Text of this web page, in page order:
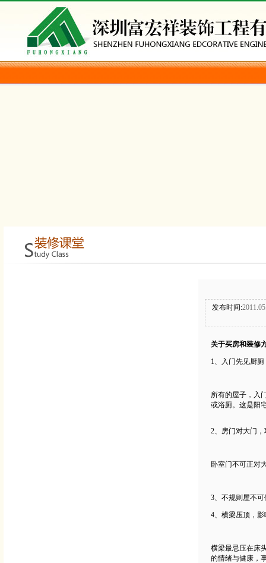
发布时间:
关于买房和装修
1、入门先见厨
所有的屋子，入
或浴厕。这是阳
2、房门对大门
卧室门不可正对
3、不规则屋不可
4、横梁压顶，
横梁最忌压在床
的情绪与健康，